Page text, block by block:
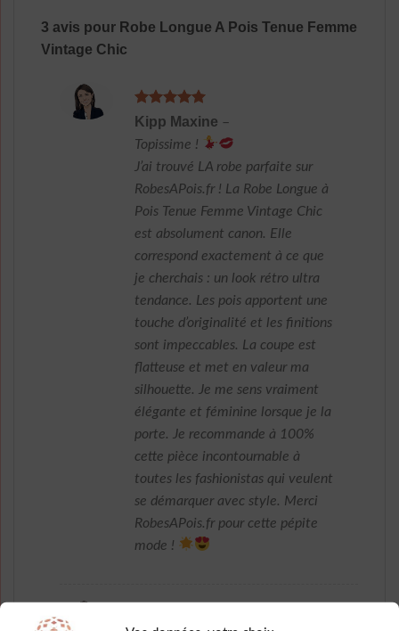
3 avis pour Robe Longue A Pois Tenue Femme
Vintage Chic
Note 5sur
Kipp Maxine –
Topissime !
J’ai trouvé LA robe parfaite sur
RobesAPois.fr ! La Robe Longue à
Pois Tenue Femme Vintage Chic
est absolument canon. Elle
correspond exactement à ce que
je cherchais : un look rétro ultra
tendance. Les pois apportent une
touche d’originalité et les finitions
sont impeccables. La coupe est
flatteuse et met en valeur ma
silhouette. Je me sens vraiment
élégante et féminine lorsque je la
porte. Je recommande à 100%
cette pièce incontournable à
toutes les fashionistas qui veulent
se démarquer avec style. Merci
RobesAPois.fr pour cette pépite
mode !